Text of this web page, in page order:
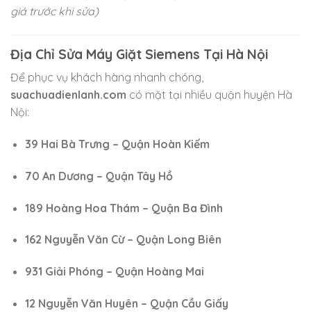
giá trước khi sửa)
Địa Chỉ Sửa Máy Giặt Siemens Tại Hà Nội
Để phục vụ khách hàng nhanh chóng,
suachuadienlanh.com có mặt tại nhiều quận huyện Hà
Nội:
39 Hai Bà Trưng – Quận Hoàn Kiếm
70 An Dương – Quận Tây Hồ
189 Hoàng Hoa Thám – Quận Ba Đình
162 Nguyễn Văn Cừ – Quận Long Biên
931 Giải Phóng – Quận Hoàng Mai
12 Nguyễn Văn Huyên – Quận Cầu Giấy